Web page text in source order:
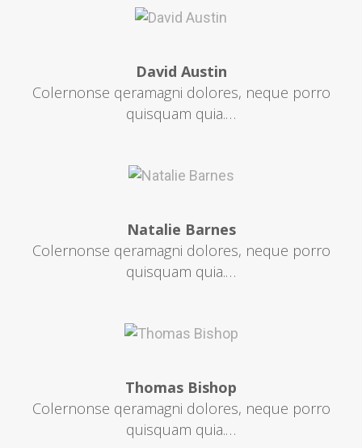
David Austin
Colernonse qeramagni dolores, neque porro
quisquam quia.…
Natalie Barnes
Colernonse qeramagni dolores, neque porro
quisquam quia.…
Thomas Bishop
Colernonse qeramagni dolores, neque porro
quisquam quia.…